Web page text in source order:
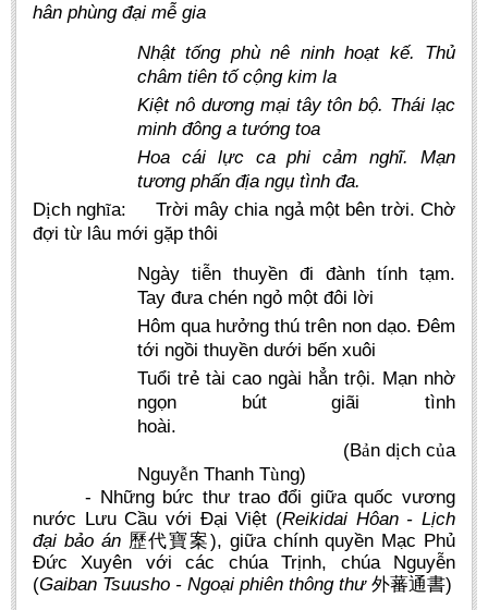
hân phùng đại mễ gia
Nhật tống phù nê ninh hoạt kế. Thủ
châm tiên tố cộng kim la
Kiệt nô dương mại tây tôn bộ. Thái lạc
minh đông a tướngtoa
Hoa cái lực caphi cảm nghĩ. Mạn
tương phấn địa ngụ tình đa.
Dịch nghĩa: Trời mây chia ngả một bên trời. Chờ
đợi từ lâu mới gặp thôi
Ngày tiễn thuyền đi đành tính tạm.
Tay đưa chén ngỏ một đôi lời
Hôm qua hưởng thú trên non dạo. Đêm
tới ngồi thuyền dưới bến xuôi
Tuổi trẻ tài cao ngài hẳn trội. Mạn nhờ
ngọn bút giãi tình
hoài.
(Bản dịch của
Nguyễn Thanh Tùng)
- Những bức thư trao đổi giữa quốc vương
nước Lưu Cầu với Đại Việt (Reikidai Hôan - Lịch
đại bảo án 歷代寶案), giữa chính quyền Mạc Phủ
Đức Xuyên với các chúa Trịnh, chúa Nguyễn
(Gaiban Tsuusho - Ngoại phiên thông thư 外蕃通書)